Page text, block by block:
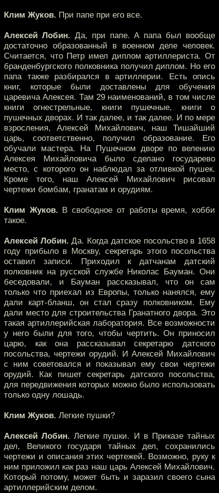
Клим Жуков. При папе при его все.
Алексей Лобин. Да, при папе. А папа был вообще
достаточно образованный в военном деле человек.
Считается, что Петр имел диплом артиллериста. От
бранденбургского полковника получил диплом. Но его
папа также разбирался в артиллерии. Есть опись
книг, которые были доставлены для обучения
царевича Алексея. Там 29 наименований, в том числе
книги огнестрельные, книги пушечные, книги о
пушечных дворах. И так далее, и так далее. И по мере
взросления, Алексей Михайлович, наш Тишайший
царь, соответственно, получил образование. Его
обучали мастера. На Пушечном дворе по велению
Алексея Михайловича было сделано государево
место, с которого он наблюдал за отливкой пушек.
Кроме того, наш Алексей Михайлович рисовал
чертежи бомбам, гранатам и орудиям.
Клим Жуков. В свободное от работы время, хобби
такое.
Алексей Лобин. Да. Когда датское посольство в 1658
году прибыло в Москву, секретарь этого посольства
оставил записи. Приходил к датчанам датский
полковник на русской службе Николас Бауман. Они
беседовали, и Бауман рассказывал, что он сам
только что приехал из Европы, только нанялся, ему
дали карт-бланш, он стал сразу полковником. Ему
дали место для строительства Гранатного двора. Это
такая артиллерийская лаборатория. Все возможности
у него были для того, чтобы чертить. Он приносил
царю, как она рассказывал секретарю датского
посольства, чертежи орудий. И Алексей Михайлович
с ним советовался и показывал ему свои чертежи
орудий. Как пишет секретарь датского посольства,
для передвижения которых можно было использовать
только одну лошадь.
Клим Жуков. Легкие пушки?
Алексей Лобин. Легкие пушки. И в Приказе тайных
дел, Великого государя тайных дел, сохранились
чертежи и описания этих чертежей. Возможно, руку к
ним приложил как раз наш царь Алексей Михайлович.
Который потому, может быть и заразил своего сына
артиллерийским делом.